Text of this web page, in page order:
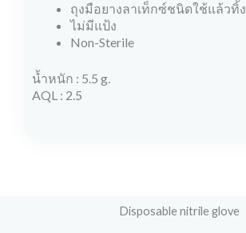
ถุงมือยางลาเท็กซ์ชนิดใช้แล้วทิ้ง
ไม่มีแป้ง
Non-Sterile
น้ำหนัก : 5.5 g.
AQL : 2.5
Disposable nitrile glove